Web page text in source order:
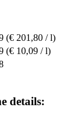
(€ 201,80 / l)
(€ 10,09 / l)
details: